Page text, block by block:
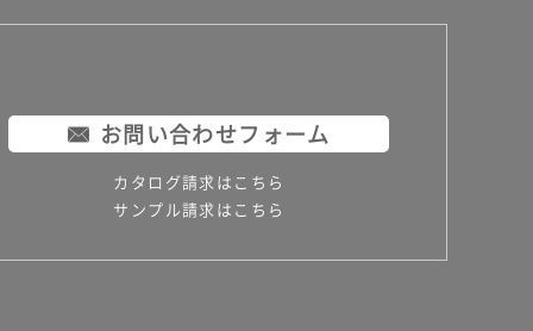
お問い合わせフォーム
カタログ請求はこちら
サンプル請求はこちら